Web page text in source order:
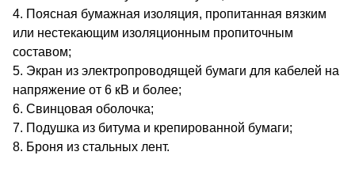
4. Поясная бумажная изоляция, пропитанная вязким
или нестекающим изоляционным пропиточным
составом;
5. Экран из электропроводящей бумаги для кабелей на
напряжение от 6 кВ и более;
6. Свинцовая оболочка;
7. Подушка из битума и крепированной бумаги;
8. Броня из стальных лент.